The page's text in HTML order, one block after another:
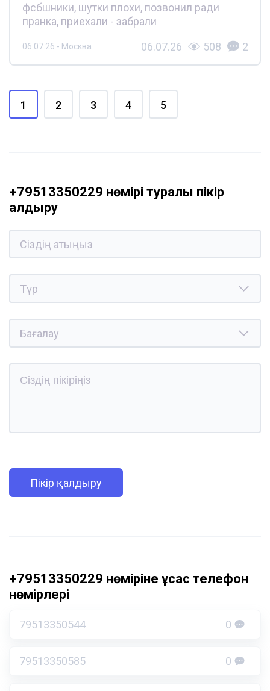
фсбшники, шутки плохи, позвонил ради
пранка, приехали - забрали
06.07.26 - Москва 06.07.26 508 2
1 2 3 4 5
+79513350229 нөмірі туралы пікір
қалдыру
Пікір қалдыру
+79513350229 нөміріне ұқсас телефон
нөмірлері
79513350544 0
79513350585 0